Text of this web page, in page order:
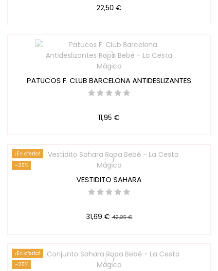
22,50 €
PATUCOS F. CLUB BARCELONA ANTIDESLIZANTES
11,95 €
¡En oferta!
-25%
VESTIDITO SAHARA
31,69 € 42,25 €
¡En oferta!
-25%